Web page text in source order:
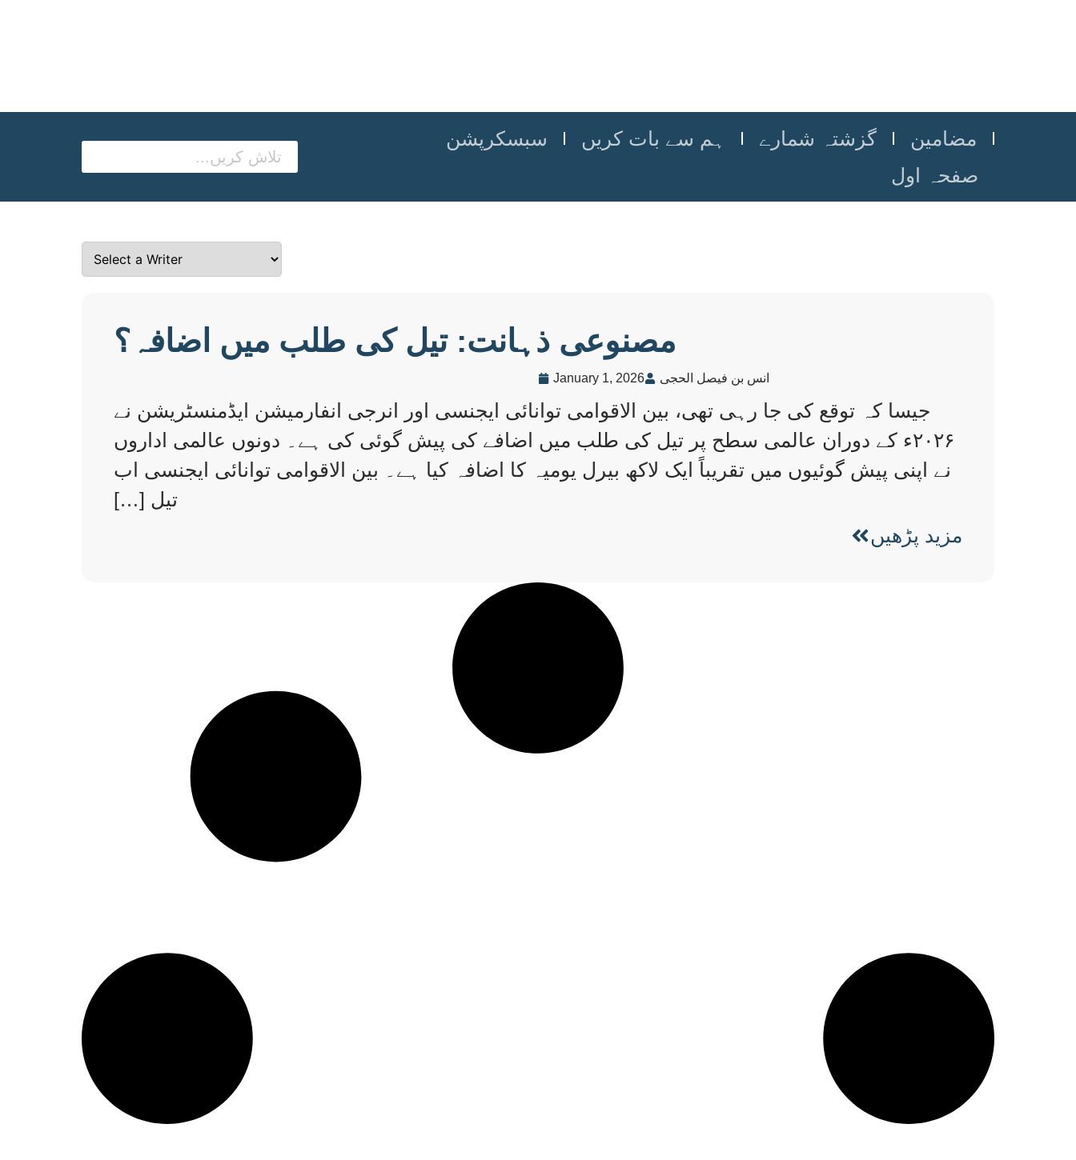
سبسکرپشن ہم سے بات کریں گزشتہ شمارے
مضامین
صفحہ اول
مصنوعی ذہانت: تیل کی طلب میں اضافہ؟
January 1, 2026 انس بن فیصل الحجی
جیسا کہ توقع کی جا رہی تھی، بین الاقوامی توانائی ایجنسی اور انرجی انفارمیشن ایڈمنسٹریشن نے
۲۰۲۶ء کے دوران عالمی سطح پر تیل کی طلب میں اضافے کی پیش گوئی کی ہے۔ دونوں عالمی اداروں
نے اپنی پیش گوئیوں میں تقریباً ایک لاکھ بیرل یومیہ کا اضافہ کیا ہے۔ بین الاقوامی توانائی ایجنسی اب
تیل […]
مزید پڑھیں